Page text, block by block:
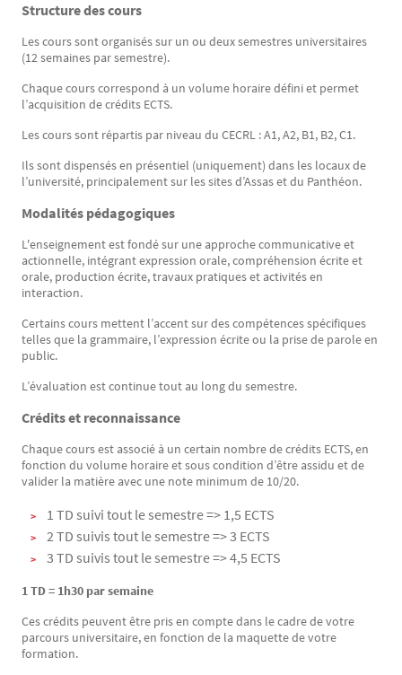
Structure des cours
Les cours sont organisés sur un ou deux semestres universitaires
(12 semaines par semestre).
Chaque cours correspond à un volume horaire défini et permet
l’acquisition de crédits ECTS.
Les cours sont répartis par niveau du CECRL : A1, A2, B1, B2, C1.
Ils sont dispensés en présentiel (uniquement) dans les locaux de
l’université, principalement sur les sites d’Assas et du Panthéon.
Modalités pédagogiques
L'enseignement est fondé sur une approche communicative et
actionnelle, intégrant expression orale, compréhension écrite et
orale, production écrite, travaux pratiques et activités en
interaction.
Certains cours mettent l’accent sur des compétences spécifiques
telles que la grammaire, l’expression écrite ou la prise de parole en
public.
L’évaluation est continue tout au long du semestre.
Crédits et reconnaissance
Chaque cours est associé à un certain nombre de crédits ECTS, en
fonction du volume horaire et sous condition d’être assidu et de
valider la matière avec une note minimum de 10/20.
1 TD suivi tout le semestre => 1,5 ECTS
2 TD suivis tout le semestre => 3 ECTS
3 TD suivis tout le semestre => 4,5 ECTS
1 TD = 1h30 par semaine
Ces crédits peuvent être pris en compte dans le cadre de votre
parcours universitaire, en fonction de la maquette de votre
formation.